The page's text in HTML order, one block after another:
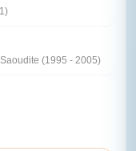
(1995 - 2005)